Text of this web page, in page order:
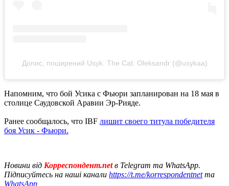
Допис, поширений Usyk. The Cat. Oleksandr (@usykaa)
Напомним, что бой Усика с Фьюри запланирован на 18 мая в
столице Саудовской Аравии Эр-Рияде.
Ранее сообщалось, что IBF лишит своего титула победителя
боя Усик - Фьюри.
Новини від Корреспондент.netв Telegram та WhatsApp.
Підписуйтесь на наші канали https://t.me/korrespondentnetта
WhatsApp